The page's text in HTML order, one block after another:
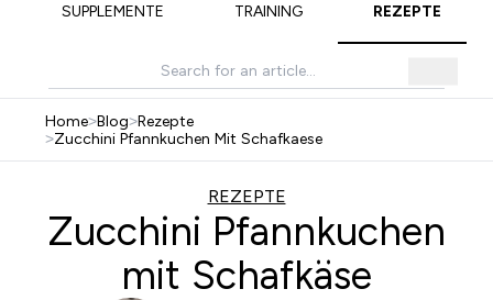
SUPPLEMENTE TRAINING REZEPTE
Home>Blog>Rezepte
>Zucchini Pfannkuchen Mit Schafkaese
REZEPTE
Zucchini Pfannkuchen
mit Schafkäse